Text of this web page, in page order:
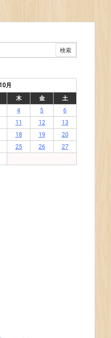
月
木 金
土
4 5
6
11 12
13
18 19
20
25 26
27